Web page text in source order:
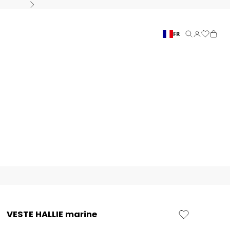
Suivant
FR Recherche
Connexion
Panier
VESTE HALLIE marine